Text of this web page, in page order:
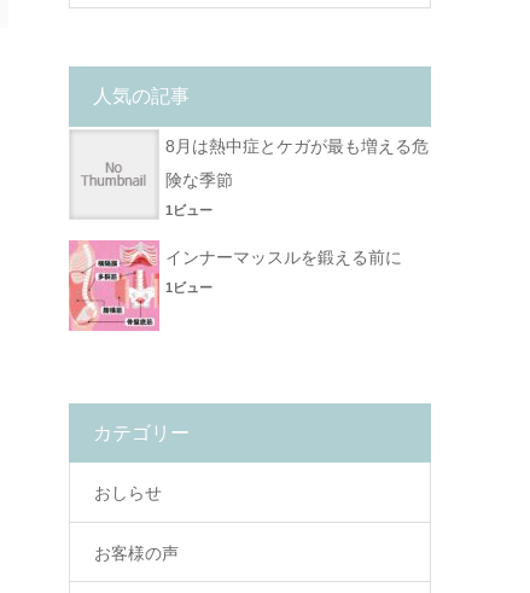
人気の記事
8月は熱中症とケガが最も増える危
険な季節
1ビュー
インナーマッスルを鍛える前に
1ビュー
カテゴリー
おしらせ
お客様の声